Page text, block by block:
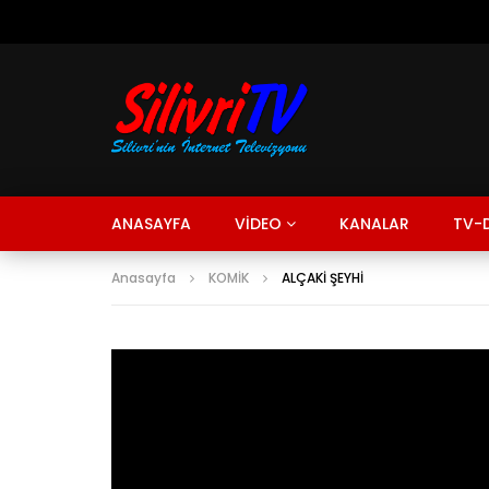
ANASAYFA VİDEO KANALAR TV-
Anasayfa KOMİK ALÇAKİ ŞEYHİ